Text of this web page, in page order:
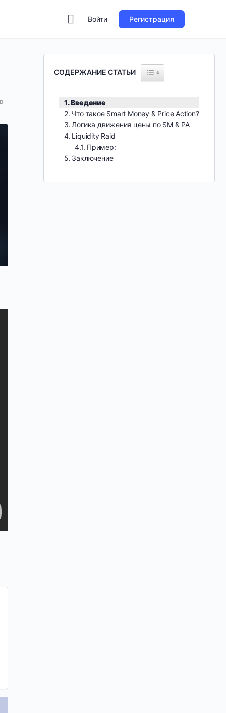
Войти Регистрация
СОДЕРЖАНИЕ СТАТЬИ
Введение
Что такое Smart Money & Price Action?
Логика движения цены по SM & PA
Liquidity Raid
Пример:
Заключение